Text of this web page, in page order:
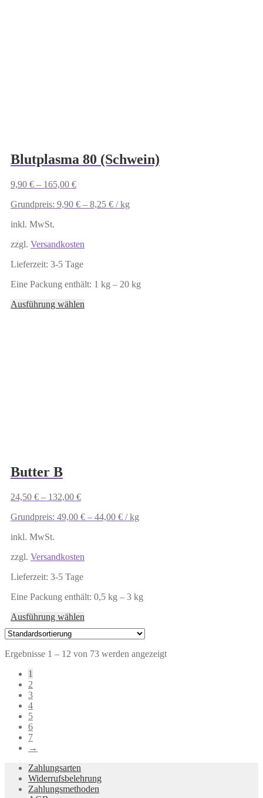
Blutplasma 80 (Schwein)
9,90 € – 165,00 €
Grundpreis: 9,90 € – 8,25 € /kg
inkl. MwSt.
zzgl. Versandkosten
Lieferzeit: 3-5 Tage
Eine Packung enthält: 1 kg – 20 kg
Ausführung wählen
Butter B
24,50 € – 132,00 €
Grundpreis: 49,00 € – 44,00 € /kg
inkl. MwSt.
zzgl. Versandkosten
Lieferzeit: 3-5 Tage
Eine Packung enthält: 0,5 kg – 3 kg
Ausführung wählen
Produkt
weist
Varianten
Ergebnisse 1 – 12 von 73 werden angezeigt
1
2
3
4
5
6
7
→
Zahlungsarten
Widerrufsbelehrung
Zahlungsmethoden